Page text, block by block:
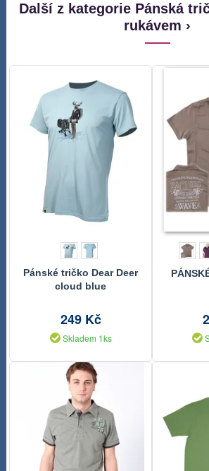
Další z kategorie Pánská
rukávem ›
Pánské tričko Dear Deer
cloud blue
249 Kč
Skladem 1ks